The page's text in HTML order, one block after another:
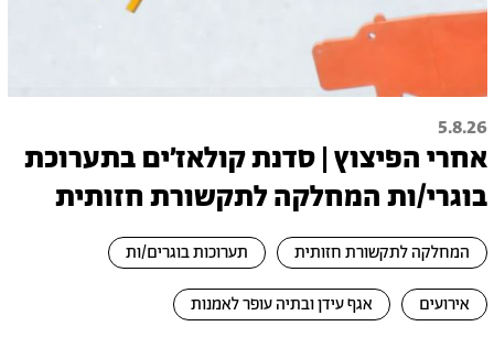
5.8.26
אחרי הפיצוץ | סדנת קולאז׳ים בתערוכת
בוגרי/ות המחלקה לתקשורת חזותית
המחלקה לתקשורת חזותית תערוכות בוגרים/ות
אירועים אגף עידן ובתיה עופר לאמנות